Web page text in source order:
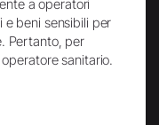
a operatori
beni sensibili per
Pertanto, per
sanitario.